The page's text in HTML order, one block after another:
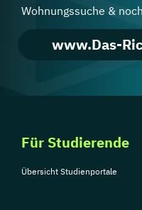
Wohnungssuche &
www.Das-
Für Studierende
Übersicht Studienportale